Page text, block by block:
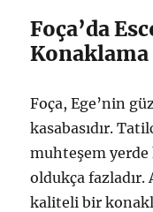
Foça’da
Konaklama
Foça, Ege’nin
kasabasıdır.
muhteşem
oldukça
kaliteli bir